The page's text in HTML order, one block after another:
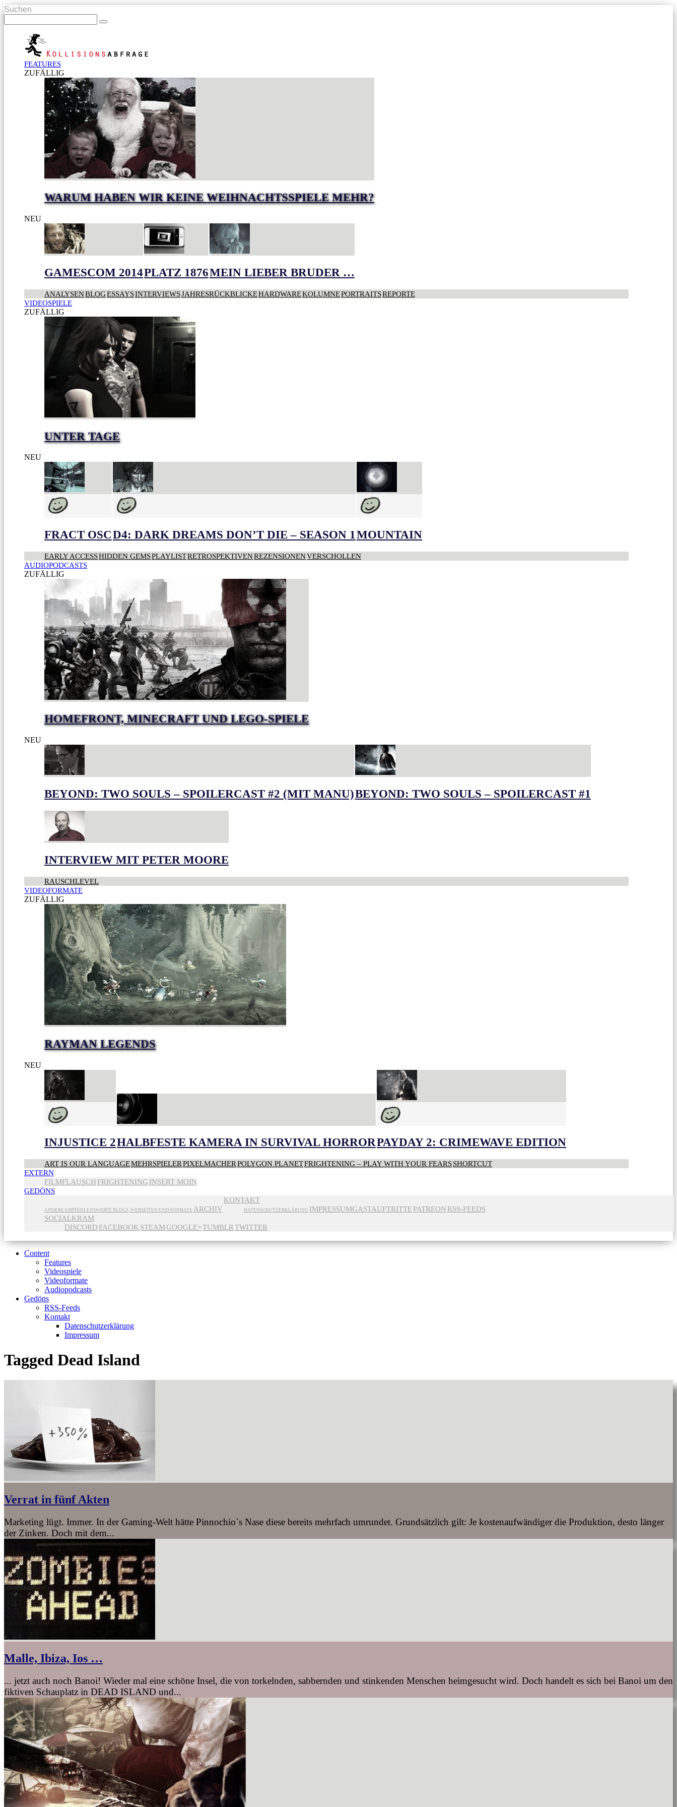
Suchen
FEATURES
ZUFÄLLIG
WARUM HABEN WIR KEINE WEIHNACHTSSPIELE MEHR?
NEU
GAMESCOM 2014PLATZ 1876MEIN LIEBER BRUDER …
ANALYSENBLOGESSAYSINTERVIEWSJAHRESRÜCKBLICKEHARDWAREKOLUMNEPORTRAITSREPORTE
VIDEOSPIELE
ZUFÄLLIG
UNTER TAGE
NEU
FRACT OSCD4: DARK DREAMS DON’T DIE – SEASON 1MOUNTAIN
EARLY ACCESSHIDDEN GEMSPLAYLISTRETROSPEKTIVENREZENSIONENVERSCHOLLEN
AUDIOPODCASTS
ZUFÄLLIG
HOMEFRONT, MINECRAFT UND LEGO-SPIELE
NEU
BEYOND: TWO SOULS – SPOILERCAST #2 (MIT MANU)BEYOND: TWO SOULS – SPOILERCAST #1
INTERVIEW MIT PETER MOORE
RAUSCHLEVEL
VIDEOFORMATE
ZUFÄLLIG
RAYMAN LEGENDS
NEU
INJUSTICE 2HALBFESTE KAMERA IN SURVIVAL HORRORPAYDAY 2: CRIMEWAVE EDITION
ART IS OUR LANGUAGEMEHRSPIELERPIXELMACHERPOLYGON PLANETFRIGHTENING – PLAY WITH YOUR FEARSSHORTCUT
EXTERN
FILMFLAUSCH FRIGHTENING INSERT MOIN
GEDÖNS
ANDERE EMPFEHLENSWERTE BLOGS, WEBSEITEN UND FORMATE ARCHIV
KONTAKT
DATENSCHUTZERKLÄRUNG IMPRESSUMGASTAUFTRITTEPATREON RSS-FEEDS
SOCIALKRAM
DISCORD FACEBOOK STEAMGOOGLE+TUMBLRTWITTER
Content
Features
Videospiele
Videoformate
Audiopodcasts
Gedöns
RSS-Feeds
Kontakt
Datenschutzerklärung
Impressum
Tagged Dead Island
Verrat in fünf Akten
Marketing lügt. Immer. In der Gaming-Welt hätte Pinnochio´s Nase diese bereits mehrfach umrundet. Grundsätzlich gilt: Je kostenaufwändiger die Produktion, desto länger
der Zinken. Doch mit dem...
Malle, Ibiza, Ios …
... jetzt auch noch Banoi! Wieder mal eine schöne Insel, die von torkelnden, sabbernden und stinkenden Menschen heimgesucht wird. Doch handelt es sich bei Banoi um den
fiktiven Schauplatz in DEAD ISLAND und...